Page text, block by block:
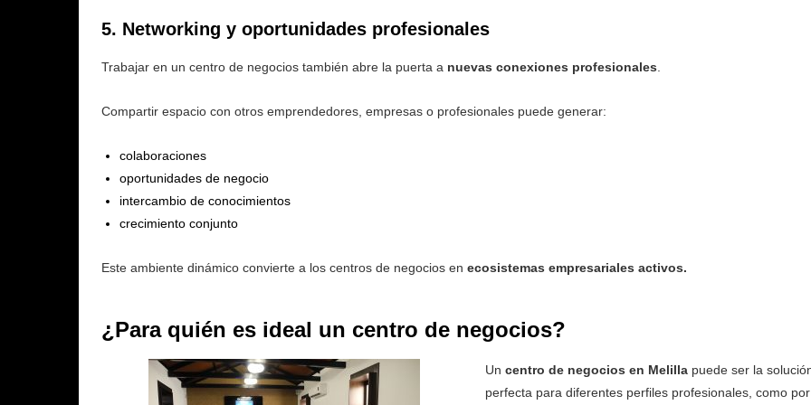
5. Networking y oportunidades profesionales
Trabajar en un centro de negocios también abre la puerta a nuevas conexiones profesionales.
Compartir espacio con otros emprendedores, empresas o profesionales puede generar:
colaboraciones
oportunidades de negocio
intercambio de conocimientos
crecimiento conjunto
Este ambiente dinámico convierte a los centros de negocios en ecosistemas empresariales activos.
¿Para quién es ideal un centro de negocios?
Un centro de negocios en Melillapuede ser la
perfecta para diferentes perfiles profesionales, como por